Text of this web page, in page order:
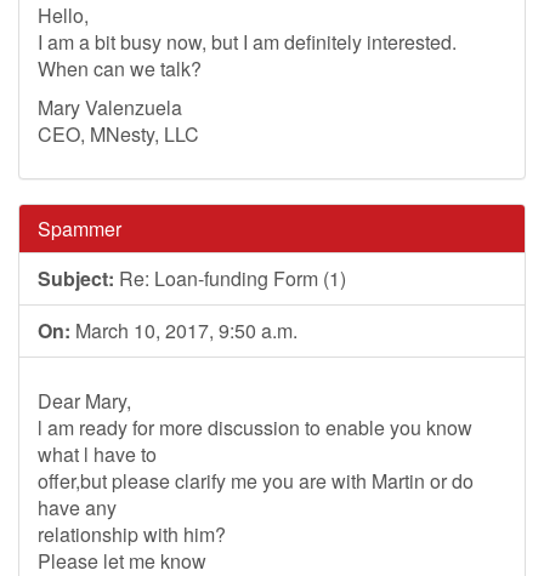
Hello,
I am a bit busy now, but I am definitely interested.
When can we talk?
Mary Valenzuela
CEO, MNesty, LLC
Spammer
Subject: Re: Loan-funding Form (1)
On: March 10, 2017, 9:50 a.m.
Dear Mary,
l am ready for more discussion to enable you know
what l have to
offer,but please clarify me you are with Martin or do
have any
relationship with him?
Please let me know